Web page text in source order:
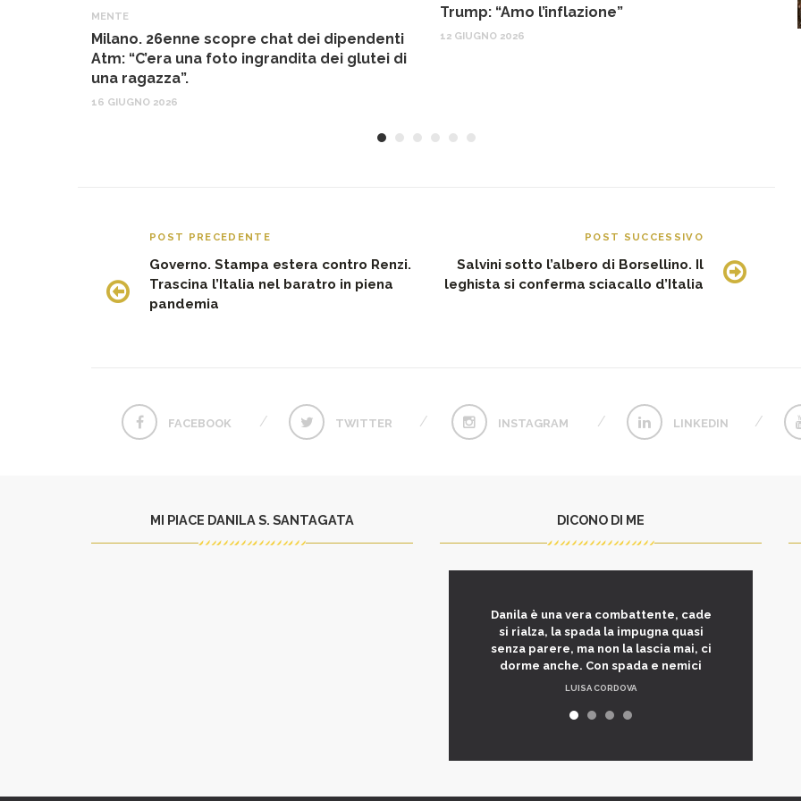
MENTE
Milano. 26enne scopre chat dei dipendenti
Atm: “C’era una foto ingrandita dei glutei di
una ragazza”.
16 GIUGNO 2026
Trump: “Amo l’inflazione”
12 GIUGNO 2026
POST PRECEDENTE
Governo. Stampa estera contro Renzi.
Trascina l’Italia nel baratro in piena
pandemia
POST SUCCESSIVO
Salvini sotto l’albero di Borsellino. Il
leghista si conferma sciacallo d’Italia
FACEBOOK TWITTER INSTAGRAM LINKEDIN
MI PIACE DANILA S. SANTAGATA DICONO DI ME
Danila è una vera combattente, cade
si rialza, la spada la impugna quasi
senza parere, ma non la lascia mai, ci
dorme anche. Con spada e nemici
LUISA CORDOVA